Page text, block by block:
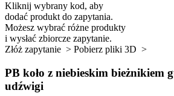
Kliknij wybrany kod, aby
dodać produkt do zapytania.
Możesz wybrać różne produkty
i wysłać zbiorcze zapytanie.
Złóż zapytanie > Pobierz pliki 3D >
PB koło z niebieskim bieżnikiem
udźwigi